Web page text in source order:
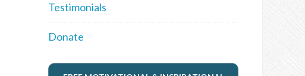
Testimonials
Donate